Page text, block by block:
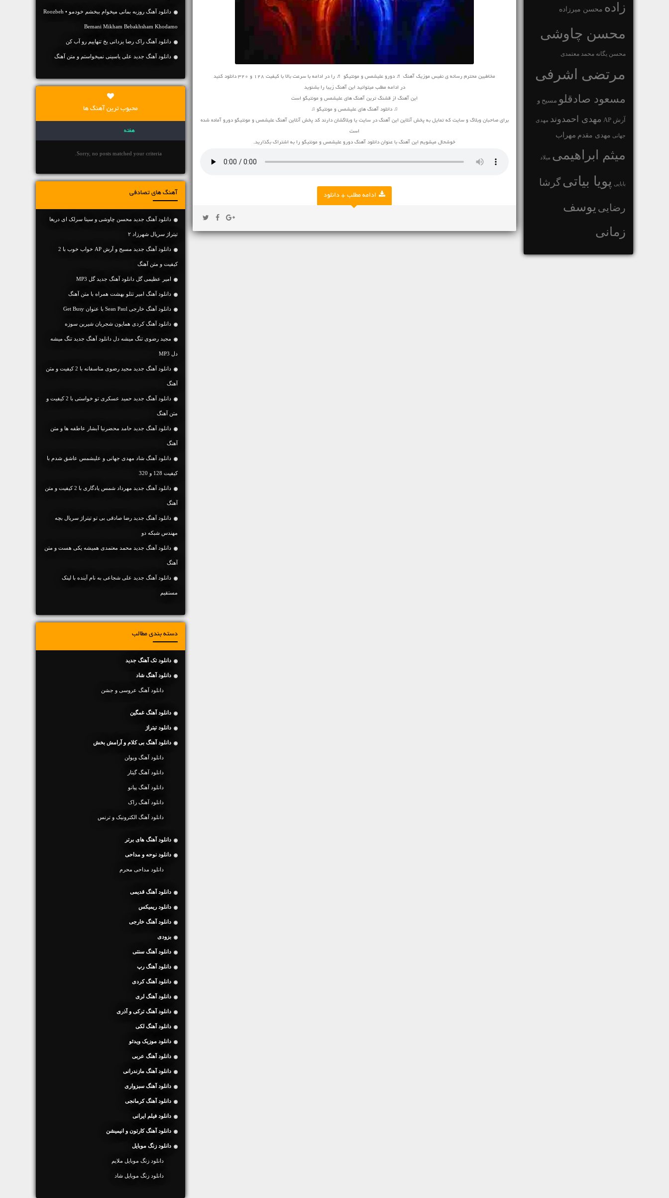
زاده محسن میرزاده
محسن چاوشی
محسن یگانه محمد معتمدی
مرتضی اشرفی
مسعود صادقلو مسیح و
آرش AP مهدی احمدوند مهدی
جهانی مهدی مقدم مهراب
میثم ابراهیمی میلاد
بابایی پویا بیاتیگرشا
رضایی یوسف
زمانی
مخاطبین محترم رسانه ی نفیس موزیک آهنگ ♬ دورو علیشمس و مونتیگو ♬ را در ادامه با سرعت بالا با کیفیت 128 و 320 دانلود کنید
در ادامه مطلب میتوانید این آهنگ زیبا را بشنوید
این آهنگ از قشنگ ترین آهنگ های علیشمس و مونتیگو است
♫ دانلود آهنگ های علیشمس و مونتیگو ♫
برای صاحبان وبلاگ و سایت که تمایل به پخش آنلاین این آهنگ در سایت یا وبلاگشان دارند کد پخش آنلاین آهنگ علیشمس و مونتیگو دورو آماده شده
است
خوشحال میشویم این آهنگ با عنوان دانلود آهنگ دورو علیشمس و مونتیگو را به اشتراک بگذارید.
ادامه مطلب + دانلود
دانلود آهنگ روزبه بمانی میخوام ببخشم خودمو • Roozbeh
Bemani Mikham Bebakhsham Khodamo
دانلود آهنگ راک رضا یزدانی یخ تنهاییم رو آب کن
دانلود آهنگ جديد علی یاسینی نمیخواستم و متن آهنگ
محبوب ترین آهنگ ها
هفته
Sorry, no posts matched your criteria.
آهنگ های تصادفی
دانلود آهنگ جدید محسن چاوشی و سینا سرلک ای دریغا
تیتراژ سریال شهرزاد ۲
دانلود آهنگ جديد مسیح و آرش AP خواب خوب با 2
کیفیت و متن آهنگ
امیر عظیمی گل دانلود آهنگ جدید گل MP3
دانلود آهنگ امیر تتلو بهشت همراه با متن آهنگ
دانلود آهنگ خارجی Sean Paul با عنوان Get Busy
دانلود آهنگ کردی همایون شجریان شیرین سوزه
مجید رضوی تنگ میشه دل دانلود آهنگ جدید تنگ میشه
دل MP3
دانلود آهنگ جديد مجید رضوی متاسفانه با 2 کیفیت و متن
آهنگ
دانلود آهنگ جديد حمید عسکری تو خواستی با 2 کیفیت و
متن آهنگ
دانلود آهنگ جديد حامد محضرنیا آبشار عاطفه ها و متن
آهنگ
دانلود آهنگ شاد مهدی جهانی و علیشمس عاشق شدم با
کیفیت 128 و 320
دانلود آهنگ جديد مهرداد شمس یادگاری با 2 کیفیت و متن
آهنگ
دانلود آهنگ جدید رضا صادقی بی تو تیتراژ سریال بچه
مهندس شبکه دو
دانلود آهنگ جديد محمد معتمدی همیشه یکی هست و متن
آهنگ
دانلود آهنگ جديد علی شجاعی به نام آینده با لینک
مستقیم
دسته بندی مطالب
دانلود تک آهنگ جدید
دانلود آهنگ شاد
دانلود آهنگ عروسی و جشن
دانلود آهنگ غمگین
دانلود تیتراژ
دانلود آهنگ بی کلام و آرامش بخش
دانلود آهنگ ویولن
دانلود آهنگ گیتار
دانلود آهنگ پیانو
دانلود آهنگ راک
دانلود آهنگ الکترونیک و ترنس
دانلود آهنگ های برتر
دانلود نوحه و مداحی
دانلود مداحی محرم
دانلود آهنگ قدیمی
دانلود ریمیکس
دانلود آهنگ خارجی
بزودی
دانلود آهنگ سنتی
دانلود آهنگ رپ
دانلود آهنگ کردی
دانلود آهنگ لری
دانلود آهنگ ترکی و آذری
دانلود آهنگ لکی
دانلود موزیک ویدئو
دانلود آهنگ عربی
دانلود آهنگ مازندرانی
دانلود آهنگ سبزواری
دانلود آهنگ کرمانجی
دانلود فیلم ایرانی
دانلود آهنگ کارتون و انیمیشن
دانلود زنگ موبایل
دانلود زنگ موبایل ملایم
دانلود زنگ موبایل شاد